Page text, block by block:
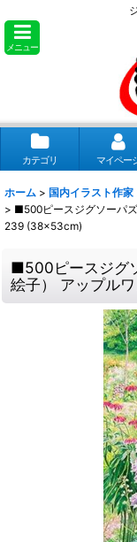
メニュー
カテゴリ マイペー
ホーム > 国内イラスト作家
> ■500ピースジグソーパ
239 (38×53cm)
■500ピースジグ
絵子） アップル